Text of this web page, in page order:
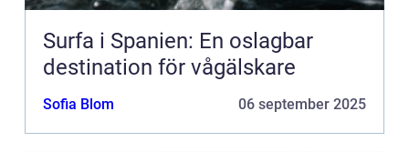
Surfa i Spanien: En oslagbar
destination för vågälskare
Sofia Blom 06 september 2025